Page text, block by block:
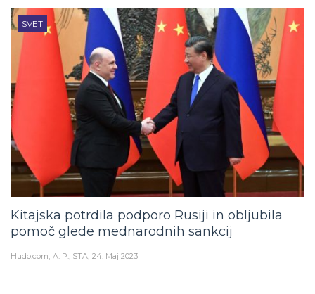
SVET
Kitajska potrdila podporo Rusiji in obljubila
pomoč glede mednarodnih sankcij
Hudo.com A. P., STA 24. Maj 2023